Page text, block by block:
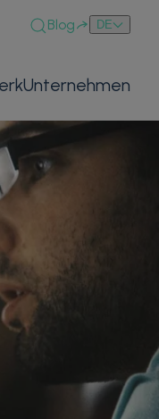
Blog DE
Unternehmen